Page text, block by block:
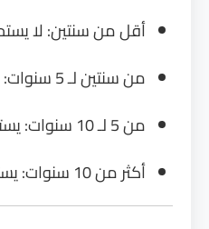
أقل من سنتين: لا
من سنتين لـ 5 سنوات: يستحق ثلث المكافأة
من 5 لـ 10 سنوات: يستحق ثلثي المكافأة
أكثر من 10 سنوات: يستحق المكافأة كاملة